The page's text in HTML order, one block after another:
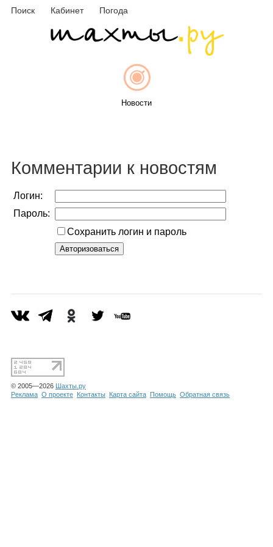
Поиск Кабинет Погода
Новости
Объявления
Гороскоп
Комментарии к новостям
Логин:
Пароль:
Сохранить логин и пароль
© 2005—2026 Шахты.ру
Реклама О проекте Контакты Карта сайта Помощь Обратная связь